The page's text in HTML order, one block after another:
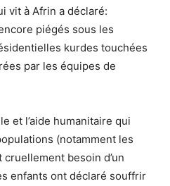
vit à Afrin a déclaré:
piégés sous les
kurdes touchées
par les équipes de
et l’aide humanitaire qui
(notamment les
besoin d’un
enfants ont déclaré souffrir